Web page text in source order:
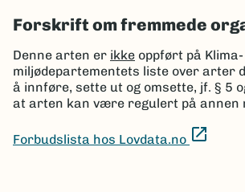
Forskrift om fremmede
Denne arten er ikke oppført på Klima-
miljødepartementets liste over arter
å innføre, sette ut og omsette, jf. § 5
at arten kan være regulert på annen
Forbudslista hos Lovdata.no open_in_new